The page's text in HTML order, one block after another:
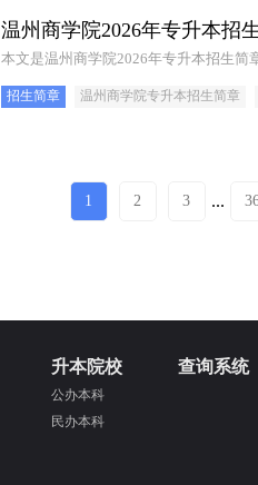
温州商学院2026年专升本招
本文是温州商学院2026年专升本招生简
招生简章 温州商学院专升本招生简章
1 2 3 ...
升本院校
公办本科
民办本科
查询系统